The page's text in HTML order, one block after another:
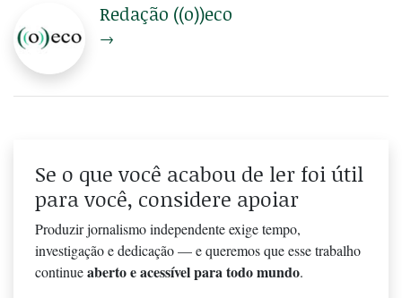
Redação ((o))eco
→
Se o que você acabou de ler foi útil
para você, considere apoiar
Produzir jornalismo independente exige tempo,
investigação e dedicação — e queremos que esse trabalho
continueaberto e acessível para todo mundo.